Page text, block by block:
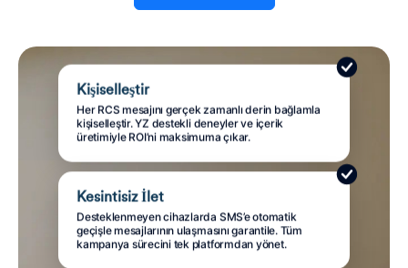
Kişiselleştir
Her RCS mesajını gerçek zamanlı derin bağlamla
kişiselleştir. YZ destekli deneyler ve içerik
üretimiyle ROI’ni maksimuma çıkar.
Kesintisiz İlet
Desteklenmeyen cihazlarda SMS’e otomatik
geçişle mesajlarının ulaşmasını garantile. Tüm
kampanya sürecini tek platformdan yönet.